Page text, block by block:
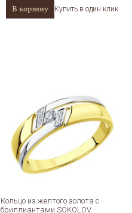
В корзину Купить в один клик
Кольцо из желтого золота с
бриллиантами SOKOLOV